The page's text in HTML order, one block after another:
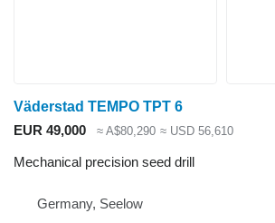
Väderstad TEMPO TPT 6
EUR 49,000
≈ A$80,290 ≈ USD 56,610
Mechanical precision seed drill
Germany, Seelow